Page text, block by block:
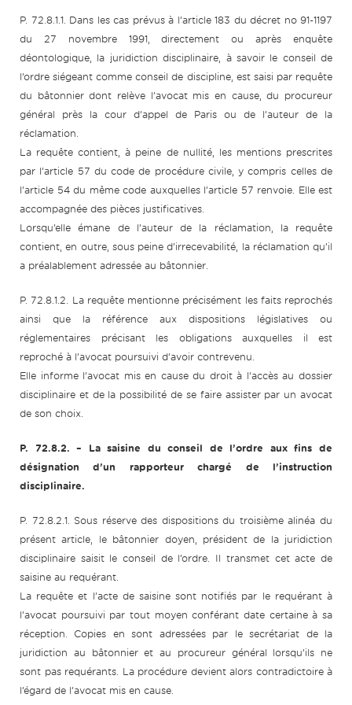
P. 72.8.1.1. Dans les cas prévus à l’article 183 du décret no 91-1197
du 27 novembre 1991, directement ou après enquête
déontologique, la juridiction disciplinaire, à savoir le conseil de
l’ordre siégeant comme conseil de discipline, est saisi par requête
du bâtonnier dont relève l’avocat mis en cause, du procureur
général près la cour d’appel de Paris ou de l’auteur de la
réclamation.
La requête contient, à peine de nullité, les mentions prescrites
par l’article 57 du code de procédure civile, y compris celles de
l’article 54 du même code auxquelles l’article 57 renvoie. Elle est
accompagnée des pièces justificatives.
Lorsqu’elle émane de l’auteur de la réclamation, la requête
contient, en outre, sous peine d’irrecevabilité, la réclamation qu’il
a préalablement adressée au bâtonnier.
P. 72.8.1.2. La requête mentionne précisément les faits reprochés
ainsi que la référence aux dispositions législatives ou
réglementaires précisant les obligations auxquelles il est
reproché à l’avocat poursuivi d’avoir contrevenu.
Elle informe l’avocat mis en cause du droit à l’accès au dossier
disciplinaire et de la possibilité de se faire assister par un avocat
de son choix.
P. 72.8.2.
– La saisine du conseil de l’ordre aux fins de
désignation d’un rapporteur chargé de l’instruction
disciplinaire.
P. 72.8.2.1. Sous réserve des dispositions du troisième alinéa du
présent article, le bâtonnier doyen, président de la juridiction
disciplinaire saisit le conseil de l’ordre. Il transmet cet acte de
saisine au requérant.
La requête et l’acte de saisine sont notifiés par le requérant à
l’avocat poursuivi par tout moyen conférant date certaine à sa
réception. Copies en sont adressées par le secrétariat de la
juridiction au bâtonnier et au procureur général lorsqu’ils ne
sont pas requérants. La procédure devient alors contradictoire à
l’égard de l’avocat mis en cause.